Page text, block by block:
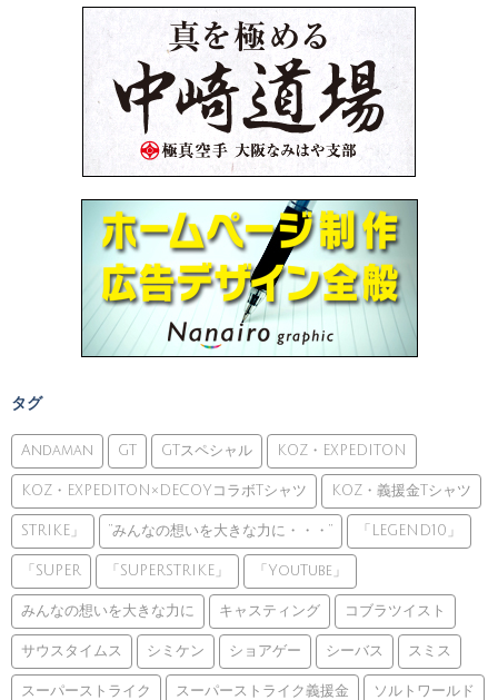
タグ
Andaman GT GTスペシャル KOZ・EXPEDITON
KOZ・EXPEDITON×DECOYコラボTシャツ KOZ・義援金Tシャツ
STRIKE」 ”みんなの想いを大きな力に・・・” 「LEGEND10」
「SUPER 「SUPERSTRIKE」 「YouTube」
みんなの想いを大きな力に キャスティング コブラツイスト
サウスタイムス シミケン ショアゲー シーバス スミス
スーパーストライク スーパーストライク義援金 ソルトワールド